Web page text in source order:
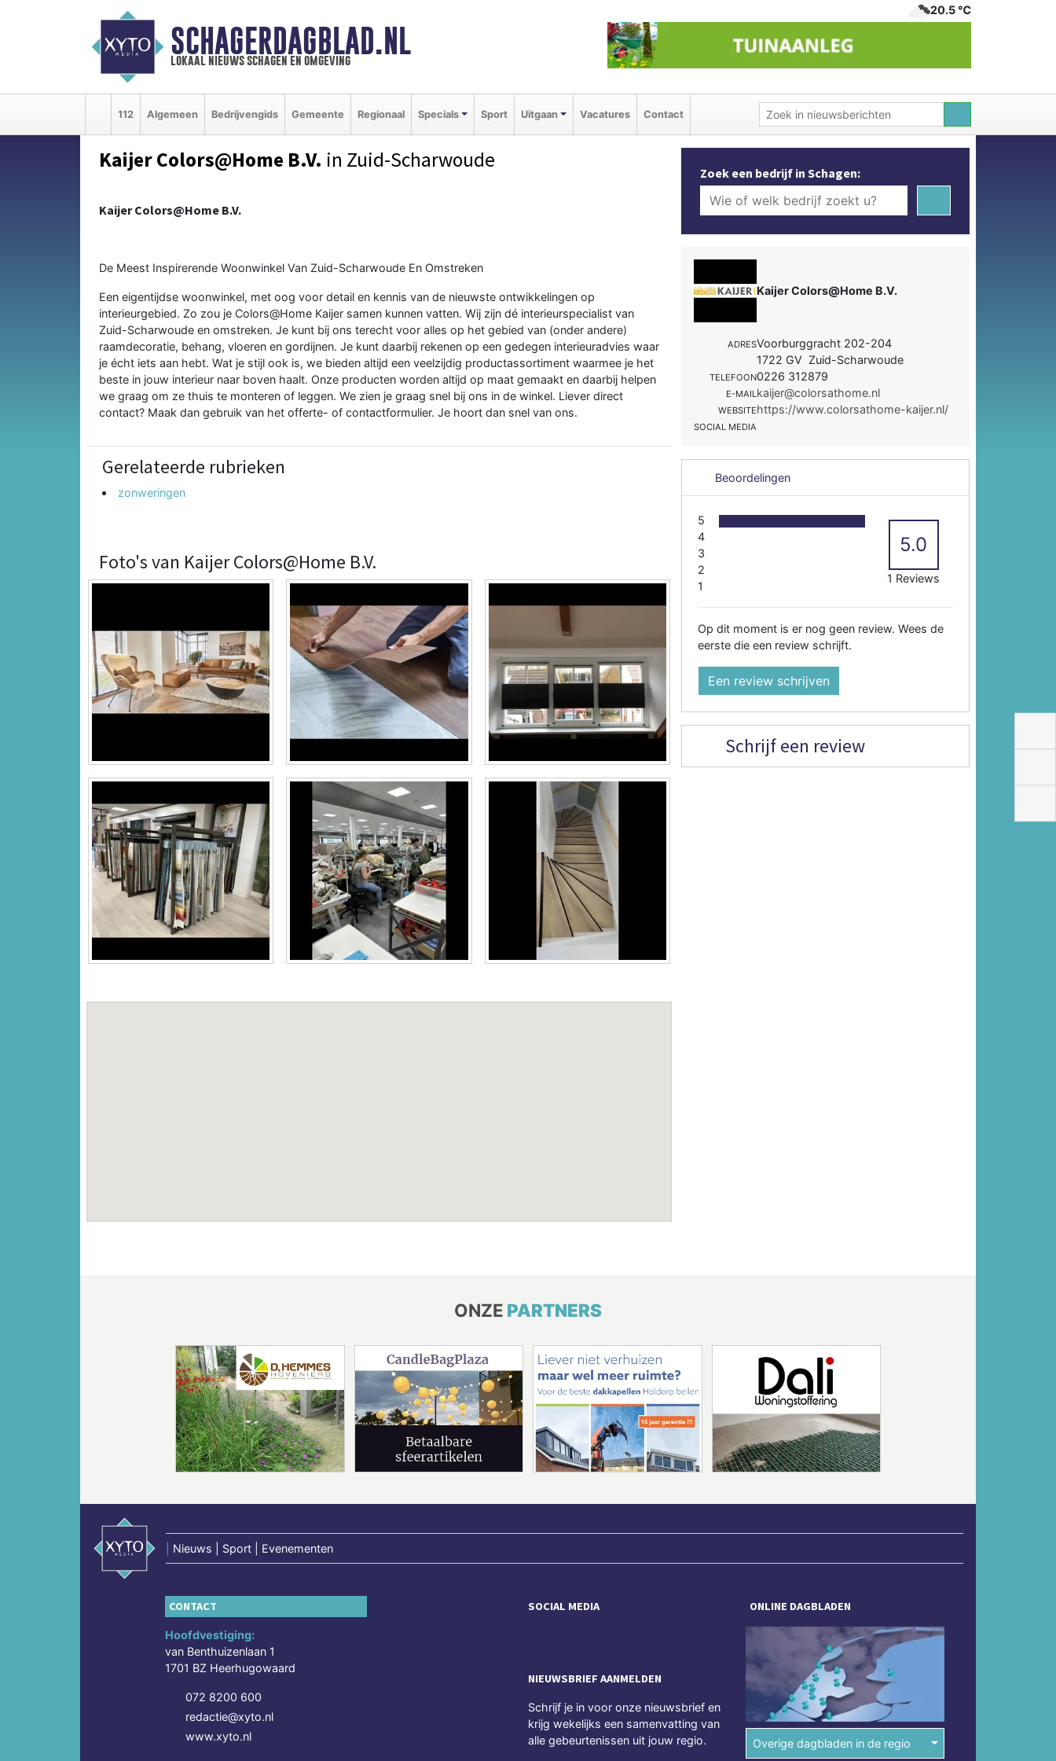
SCHAGERDAGBLAD.NL
lokaal nieuws schagen en omgeving
20.5 ℃
112 Algemeen Bedrijvengids Gemeente Regionaal Specials Sport Uitgaan Vacatures Contact
Kaijer Colors@Home B.V. in Zuid-Scharwoude
Kaijer Colors@Home B.V.
De Meest Inspirerende Woonwinkel Van Zuid-Scharwoude En Omstreken
Een eigentijdse woonwinkel, met oog voor detail en kennis van de nieuwste ontwikkelingen op
interieurgebied. Zo zou je Colors@Home Kaijer samen kunnen vatten. Wij zijn dé interieurspecialist van
Zuid-Scharwoude en omstreken. Je kunt bij ons terecht voor alles op het gebied van (onder andere)
raamdecoratie, behang, vloeren en gordijnen. Je kunt daarbij rekenen op een gedegen interieuradvies waar
je écht iets aan hebt. Wat je stijl ook is, we bieden altijd een veelzijdig productassortiment waarmee je het
beste in jouw interieur naar boven haalt. Onze producten worden altijd op maat gemaakt en daarbij helpen
we graag om ze thuis te monteren of leggen. We zien je graag snel bij ons in de winkel. Liever direct
contact? Maak dan gebruik van het offerte- of contactformulier. Je hoort dan snel van ons.
Gerelateerde rubrieken
zonweringen
Foto's van Kaijer Colors@Home B.V.
Zoek een bedrijf in Schagen:
Kaijer Colors@Home B.V.
ADRESVoorburggracht 202-204
1722 GV Zuid-Scharwoude
TELEFOON0226 312879
E-MAILkaijer@colorsathome.nl
WEBSITEhttps://www.colorsathome-kaijer.nl/
SOCIAL MEDIA
Beoordelingen
5
4
3
2
1
5.0
1 Reviews
Op dit moment is er nog geen review. Wees de
eerste die een review schrijft.
Een review schrijven
Schrijf een review
ONZE PARTNERS
Nieuws | Sport | Evenementen
CONTACT
Hoofdvestiging:
van Benthuizenlaan 1
1701 BZ Heerhugowaard
072 8200 600
redactie@xyto.nl
www.xyto.nl
SOCIAL MEDIA
NIEUWSBRIEF AANMELDEN
Schrijf je in voor onze nieuwsbrief en
krijg wekelijks een samenvatting van
alle gebeurtenissen uit jouw regio.
ONLINE DAGBLADEN
Overige dagbladen in de regio